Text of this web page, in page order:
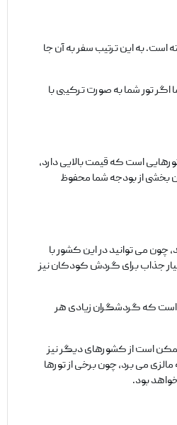
ایرانی قرار گرفته است. به این ترتیب سفر به آن جا
تور شما به صورت ترکیبی با
است که قیمت بالایی دارد،
بخشی از بودجه شما محفوظ
چون می‌ توانید در این کشور با
جذاب برای گردش کودکان نیز
است که گردشگران زیادی هر
ممکن است از کشورهای دیگر نیز
می‌ برد، چون برخی از تورها
بود.